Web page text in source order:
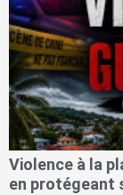
Violence à la
en protégeant